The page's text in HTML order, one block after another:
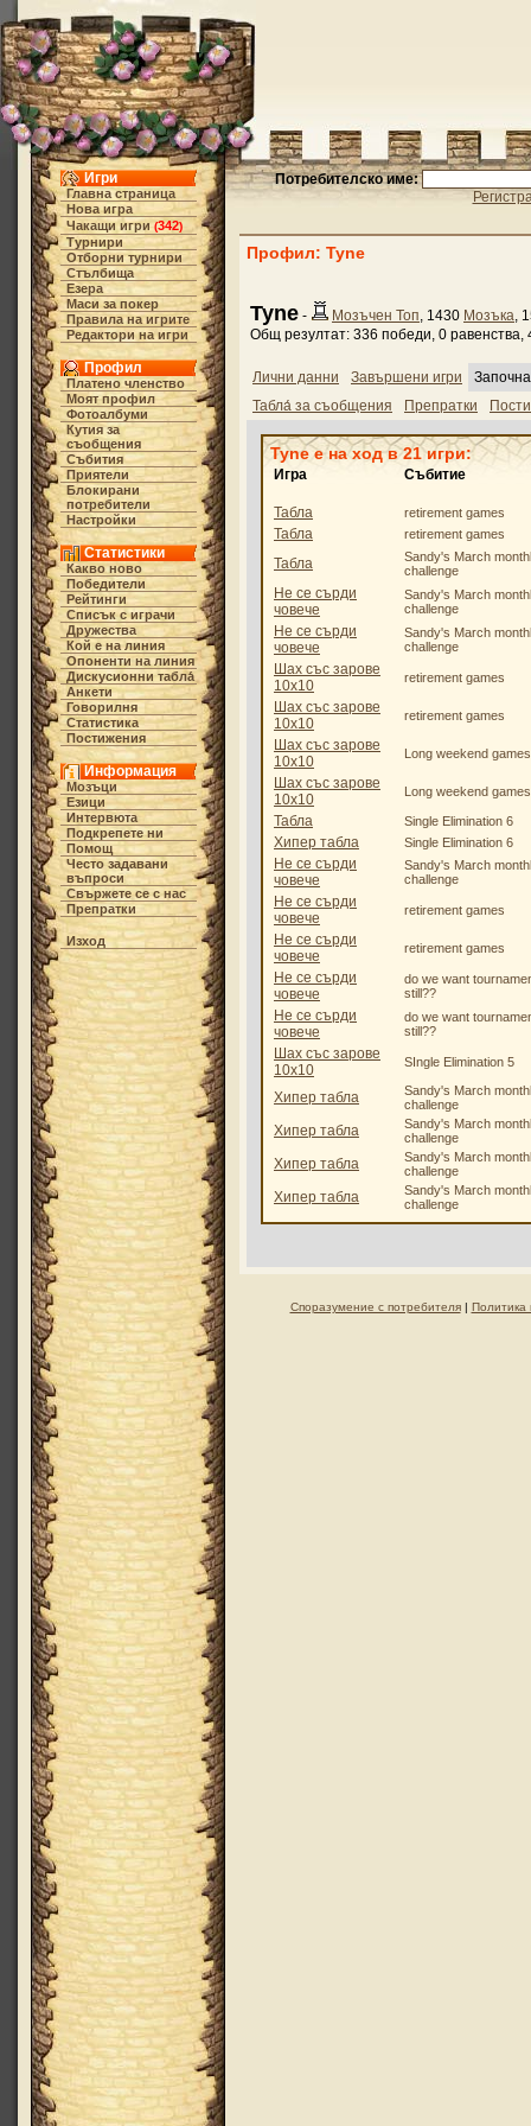
Игри
Главна страница
Нова игра
Чакащи игри (342)
Турнири
Отборни турнири
Стълбища
Езера
Маси за покер
Правила на игрите
Редактори на игри
Профил
Платено членство
Моят профил
Фотоалбуми
Кутия за
съобщения
Събития
Приятели
Блокирани
потребители
Настройки
Статистики
Какво ново
Победители
Рейтинги
Списък с играчи
Дружества
Кой е на линия
Опоненти на линия
Дискусионни табла́
Анкети
Говорилня
Статистика
Постижения
Информация
Мозъци
Езици
Интервюта
Подкрепете ни
Помощ
Често задавани
въпроси
Свържете се с нас
Препратки
Изход
Потребителско име:
Профил: Tyne
Tyne - Мозъчен Топ, 1430 Мозъка,
Общ резултат: 336 победи, 0 равенства,
Лични данни Завършени игри
Табла́ за съобщения
Препратки
Tyne е на ход в 21 игри:
Игра Събитие
Табла retirement games
Табла retirement games
Табла
Sandy's March
challenge
Не се сърди
човече
Sandy's March
challenge
Не се сърди
човече
Sandy's March
challenge
Шах със зарове
10х10
retirement games
Шах със зарове
10х10
retirement games
Шах със зарове
10х10
Long weekend games
Шах със зарове
10х10
Long weekend games
Табла Single Elimination 6
Хипер табла Single Elimination 6
Не се сърди
човече
Sandy's March
challenge
Не се сърди
човече
retirement games
Не се сърди
човече
retirement games
Не се сърди
човече
do we want
still??
Не се сърди
човече
do we want
still??
Шах със зарове
10х10
SIngle Elimination 5
Хипер табла
Sandy's March
challenge
Хипер табла
Sandy's March
challenge
Хипер табла
Sandy's March
challenge
Хипер табла
Sandy's March
challenge
Споразумение с потребителя| Политика